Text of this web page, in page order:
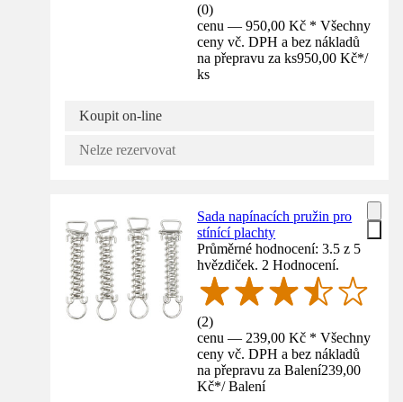
(0)
cenu — 950,00 Kč * Všechny
ceny vč. DPH a bez nákladů
na přepravu za ks950,00 Kč*/
ks
Koupit on-line
Nelze rezervovat
Sada napínacích pružin pro
stínící plachty
Průměrné hodnocení: 3.5 z 5
hvězdiček. 2 Hodnocení.
(2)
cenu — 239,00 Kč * Všechny
ceny vč. DPH a bez nákladů
na přepravu za Balení239,00
Kč*/ Balení